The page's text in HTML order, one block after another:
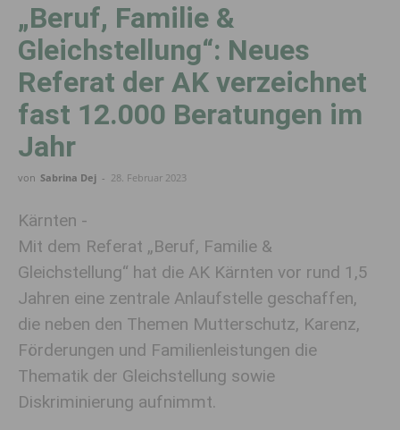
„Beruf, Familie &
Gleichstellung“: Neues
Referat der AK verzeichnet
fast 12.000 Beratungen im
Jahr
von Sabrina Dej - 28. Februar 2023
Kärnten -
Mit dem Referat „Beruf, Familie &
Gleichstellung“ hat die AK Kärnten vor rund 1,5
Jahren eine zentrale Anlaufstelle geschaffen,
die neben den Themen Mutterschutz, Karenz,
Förderungen und Familienleistungen die
Thematik der Gleichstellung sowie
Diskriminierung aufnimmt.